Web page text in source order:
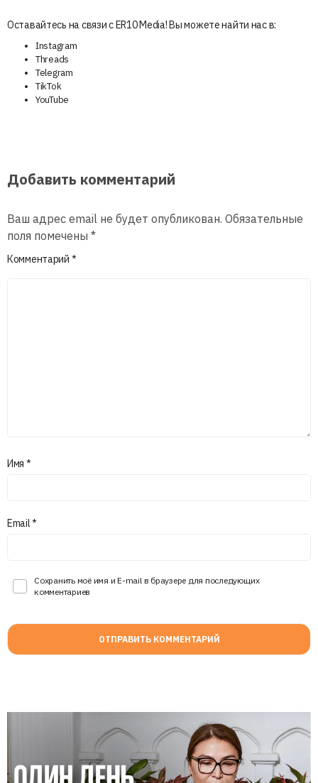
Оставайтесь на связи с ER10 Media! Вы можете найти нас в:
Instagram
Threads
Telegram
TikTok
YouTube
Добавить комментарий
Ваш адрес email не будет опубликован. Обязательные
поля помечены *
Комментарий *
Имя *
Email*
Сохранить моё имя и E-mail в браузере для последующих
комментариев